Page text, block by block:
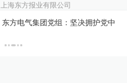
方电气集团党组：坚决拥护党中
上海东方报业有限公司
| 沪ICP备14003370号
许可证：31120170006
31010602000299号